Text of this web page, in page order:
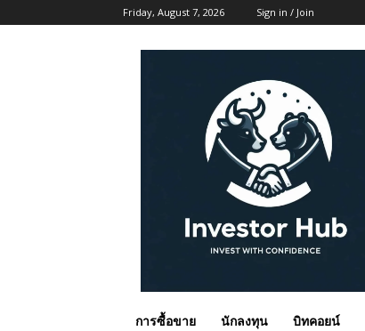
Friday, August 7, 2026 Sign in / Join
การซื้อขาย นักลงทุน บิทคอยน์